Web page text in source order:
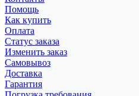
Помощь
Как купить
Оплата
Статус заказа
Изменить заказ
Самовывоз
Доставка
Гарантия